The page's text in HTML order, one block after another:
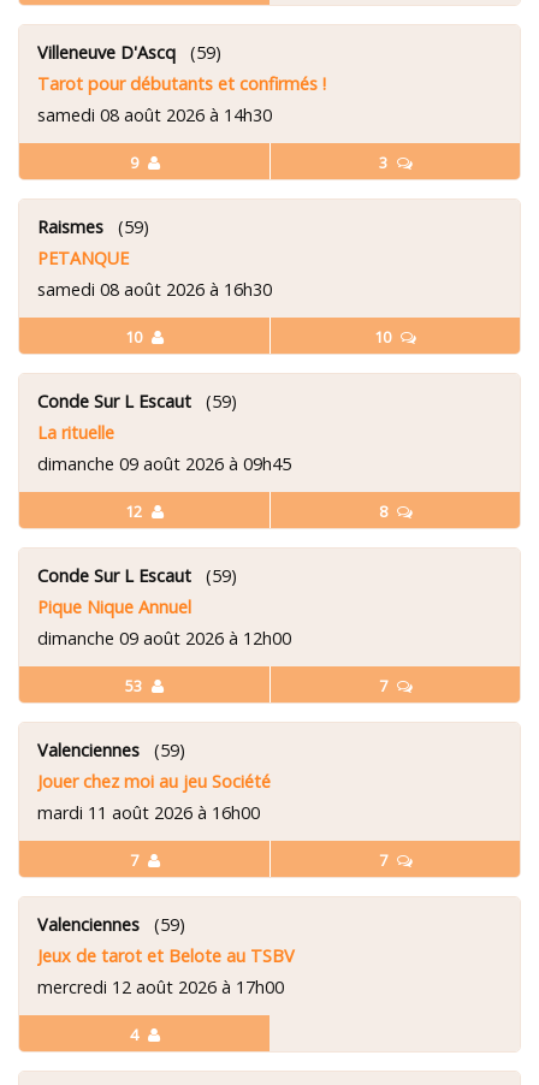
9 3
Villeneuve D'Ascq (59)
Tarot pour débutants et confirmés !
samedi 08 août 2026 à 14h30
10 10
Raismes (59)
PETANQUE
samedi 08 août 2026 à 16h30
12 8
Conde Sur L Escaut (59)
La rituelle
dimanche 09 août 2026 à 09h45
53 7
Conde Sur L Escaut (59)
Pique Nique Annuel
dimanche 09 août 2026 à 12h00
7 7
Valenciennes (59)
Jouer chez moi au jeu Société
mardi 11 août 2026 à 16h00
4
Valenciennes (59)
Jeux de tarot et Belote au TSBV
mercredi 12 août 2026 à 17h00